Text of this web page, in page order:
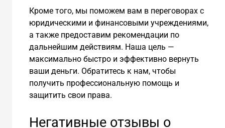
Кроме того, мы поможем вам в переговорах с
юридическими и финансовыми учреждениями,
а также предоставим рекомендации по
дальнейшим действиям. Наша цель —
максимально быстро и эффективно вернуть
ваши деньги. Обратитесь к нам, чтобы
получить профессиональную помощь и
защитить свои права.
Негативные отзывы о